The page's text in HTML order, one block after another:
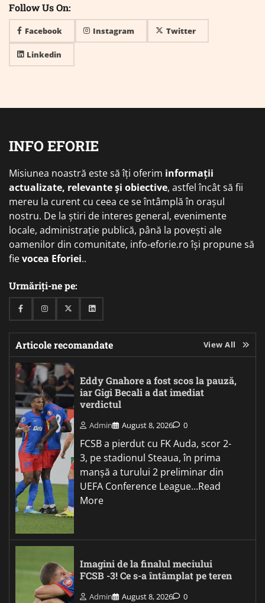
Follow Us On:
Facebook Instagram Twitter
Linkedin
INFO EFORIE
Misiunea noastră este să îți oferim informații
actualizate, relevante și obiective, astfel încât să fii
mereu la curent cu ceea ce se întâmplă în orașul
nostru. De la știri de interes general, evenimente
locale, administrație publică, până la povești ale
oamenilor din comunitate, info-eforie.ro își propune să
fievocea Eforiei..
Urmăriți-ne pe:
FacebookInstagramTwitterLinkedin
Articole recomandate View All
Eddy Gnahore a fost scos la pauză,
iar Gigi Becali a dat imediat
verdictul
Admin August 8, 2026 0
FCSB a pierdut cu FK Auda, scor 2-
3, pe stadionul Steaua, în prima
manșă a turului 2 preliminar din
UEFA Conference League...Read
More
Imagini de la finalul meciului
FCSB -3! Ce s-a întâmplat pe teren
Admin August 8, 2026 0